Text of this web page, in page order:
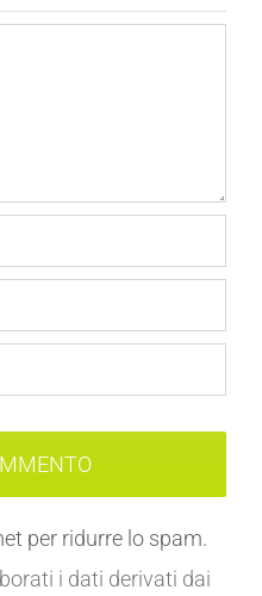
per ridurre lo spam.
i dati derivati dai